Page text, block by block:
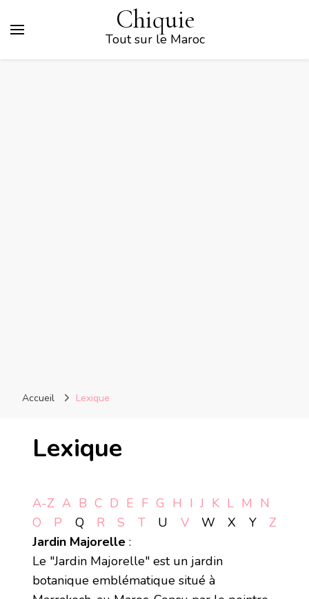
Chiquie
Tout sur le Maroc
Accueil Lexique
Lexique
A-Z A B C D E F G H I J K L M N
O
P Q R S T U V W X Y
Z
Jardin Majorelle :
Le "Jardin Majorelle" est un jardin
botanique emblématique situé à